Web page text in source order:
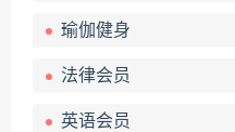
瑜伽健身
法律会员
英语会员